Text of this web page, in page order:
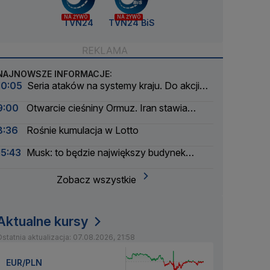
NA ŻYWO
TVN24
NA ŻYWO
TVN24 BiS
INFORMACJE:
Seria ataków na systemy kraju. Do akcji
Otwarcie cieśniny Ormuz. Iran stawia
Rośnie kumulacja w Lotto
Musk: to będzie największy budynek
Zobacz wszystkie
kursy
aktualizacja: 07.08.2026, 21:58
EUR/PLN